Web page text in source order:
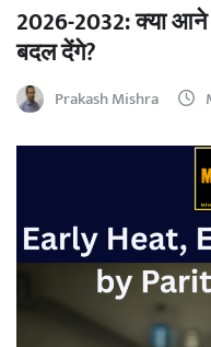
2026-2032: क्या आने
बदल देंगे?
Prakash Mishra